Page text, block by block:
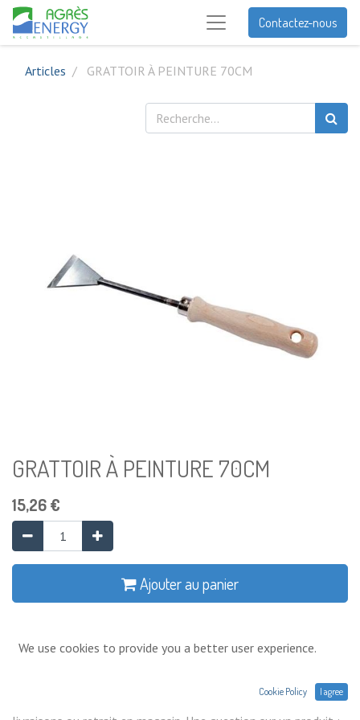
Contactez-nous
Articles GRATTOIR À PEINTURE 70CM
GRATTOIR À PEINTURE 70CM
15,26€
Ajouter au panier
Prix exprimés Hors TVA. Expéditions,
We use cookies to provide you a better user experience.
Cookie Policy I agree